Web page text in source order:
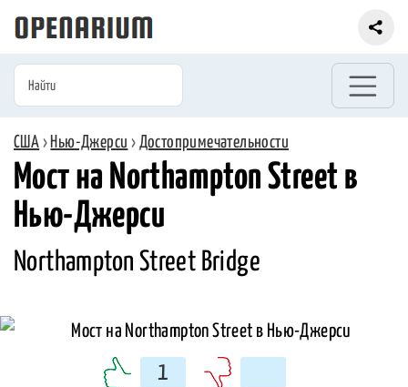
США › Нью-Джерси › Достопримечательности
Мост на Northampton Street в
Нью-Джерси
Northampton Street Bridge
1